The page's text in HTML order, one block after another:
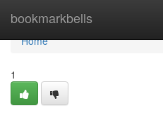
bookmarkbells
Home
Home
1